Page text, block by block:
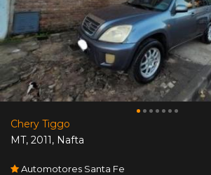
Chery Tiggo
MT, 2011, Nafta
Automotores Santa Fe